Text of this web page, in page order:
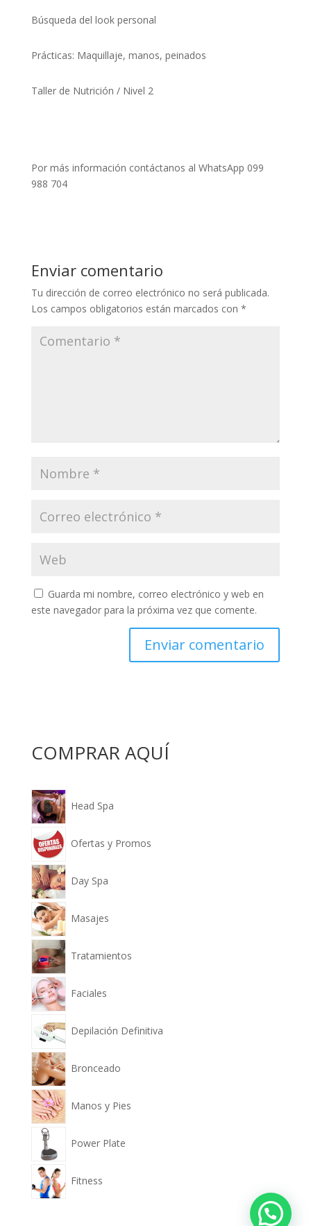
Búsqueda del look personal
Prácticas: Maquillaje, manos, peinados
Taller de Nutrición / Nivel 2
Por más información contáctanos al WhatsApp 099
988 704
Enviar comentario
Tu dirección de correo electrónico no será publicada.
Los campos obligatorios están marcados con *
Guarda mi nombre, correo electrónico y web en
este navegador para la próxima vez que comente.
COMPRAR AQUÍ
Head Spa
Ofertas y Promos
Day Spa
Masajes
Tratamientos
Faciales
Depilación Definitiva
Bronceado
Manos y Pies
Power Plate
Fitness